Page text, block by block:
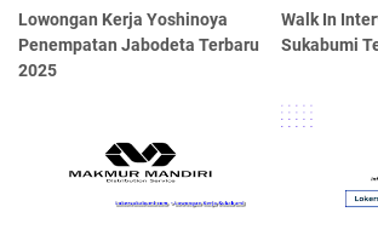
Lowongan Kerja Yoshinoya
Penempatan Jabodeta Terbaru
2025
Walk In
Sukabumi